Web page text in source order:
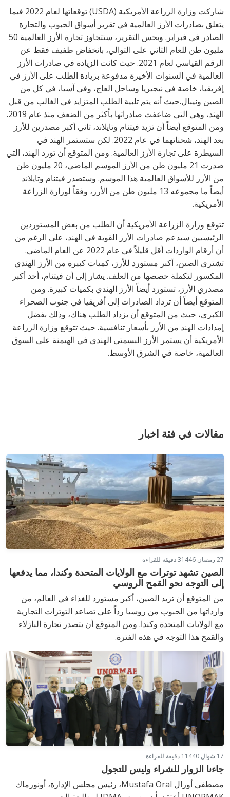
شاركت وزارة الزراعة الأمريكية (USDA
) توقعاتها لعام 2022 فيما
يتعلق بصادرات الأرز العالمية في تقرير أسواق الحبوب والتجارة
الصادر في فبراير. وبحس التقرير، ستتجاوز تجارة الأرز العالمية 50
مليون طن للعام الثاني على التوالي، بانخفاض طفيف فقط عن
الرقم القياسي لعام 2021. حيث كانت الزيادة في صادرات الأرز
العالمية في السنوات الأخيرة مدفوعة بزيادة الطلب على الأرز في
إفريقيا، خاصة في نيجيريا وساحل العاج، وفي آسيا، في كل من
الصين ونيبال.حيث أنه يتم تلبية الطلب المتزايد في الغالب من قبل
الهند، وهي التي ضاعفت صادراتها بأكثر من الضعف منذ عام 2019.
ومن المتوقع أيضاً أن تزيد فيتنام وتايلاند، ثاني أكبر مصدرين للأرز
بعد الهند، شحناتهما في عام 2022. لكن ستستمر الهند في
السيطرة على تجارة الأرز العالمية. ومن المتوقع أن تورد الهند، التي
صدرت 21 مليون طن من الأرز الموسم الماضي، 20 مليون طن
من الأرز للأسواق العالمية هذا الموسم. وستصدر فيتنام وتايلاند
أيضاً ما مجموعه 13 مليون طن من الأرز، وفقاً لوزارة الزراعة
الأمريكية.
تتوقع وزارة الزراعة الأمريكية أن الطلب من بعض المستوردين
الرئيسيين سيدعم صادرات الأرز القوية في الهند، على الرغم من
أن أرقام الواردات أقل قليلاً في عام 2022 عن العام الماضي.
تشتري الصين، أكبر مستورد للأرز، كميات كبيرة من الأرز الهندي
المكسور لتكملة حصصها من العلف. يشار إلى أن فيتنام، أحد أكبر
مصدري الأرز، تستورد أيضاً الأرز الهندي بكميات كبيرة. ومن
المتوقع أيضاً أن تزداد الصادرات إلى أفريقيا في جنوب الصحراء
الكبرى، حيث من المتوقع أن يزداد الطلب هناك، وذلك بفضل
إمدادات الهند من الأرز بأسعار تنافسية. حيث تتوقع وزارة الزراعة
الأمريكية أن يستمر الأرز البسمتي الهندي في الهيمنة على السوق
العالمية، خاصة في الشرق الأوسط.
مقالات في فئة اخبار
27 رمضان 1446 3 دقيقة للقراءة
الصين تشهد توترات مع الولايات المتحدة وكندا، مما يدفعها
إلى التوجه نحو القمح الروسي
من المتوقع أن تزيد الصين، أكبر مستورد للغذاء في العالم، من
وارداتها من الحبوب من روسيا رداً على تصاعد التوترات التجارية
مع الولايات المتحدة وكندا. ومن المتوقع أن يتصدر تجارة البازلاء
والقمح هذا التوجه في هذه الفترة.
17 شوال 1440 1 دقيقة للقراءة
جاءنا الزوار للشراء وليس للتجول
مصطفى أورال Mustafa Oral، رئيس مجلس الإدارة، أونورماك